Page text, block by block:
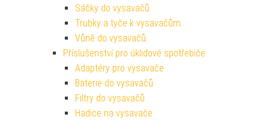
Sáčky do vysavačů
Trubky a tyče k vysavačům
Vůně do vysavačů
Příslušenství pro úklidové spotřebiče
Adaptéry pro vysavače
Baterie do vysavačů
Filtry do vysavačů
Hadice na vysavače